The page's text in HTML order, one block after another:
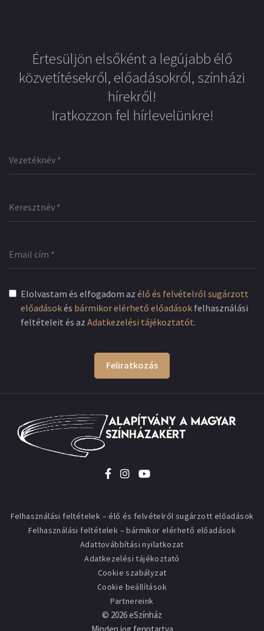
Értesüljön elsőként a legújabb élő
közvetítésekről, előadásokról, színházi
hírekről!
Iratkozzon fel hírlevelünkre!
Elolvastam és elfogadom az élő és felvételről sugárzott
előadásokés bármikor elérhető előadások felhasználási
feltételeit és az Adatkezelési tájékoztatót.
Feliratkozás
Felhasználási feltételek – élő és felvételről sugárzott előadások
Felhasználási feltételek – bármikor elérhető előadások
Adattovábbítási nyilatkozat
Adatkezelési tájékoztató
Cookie szabályzat
Cookie beállítások
Partnereink
© 2026eSzínház